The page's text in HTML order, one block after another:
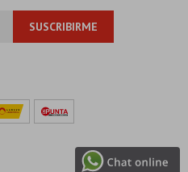
SUSCRIBIRME